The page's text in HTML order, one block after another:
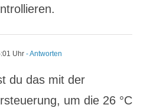
Uhr - Antworten
du das mit der
um die 26 °C